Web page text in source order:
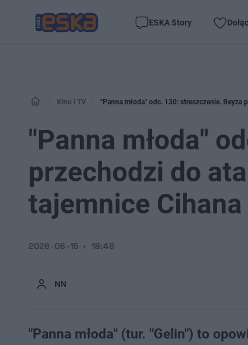
ESKA Story
Kino i TV "Panna młoda" odc. 130: streszczenie.
"Panna młoda"
przechodzi do
tajemnice Cihana
NN
2026-06-15 18:48
"Panna młoda" (tur. "Gelin") to